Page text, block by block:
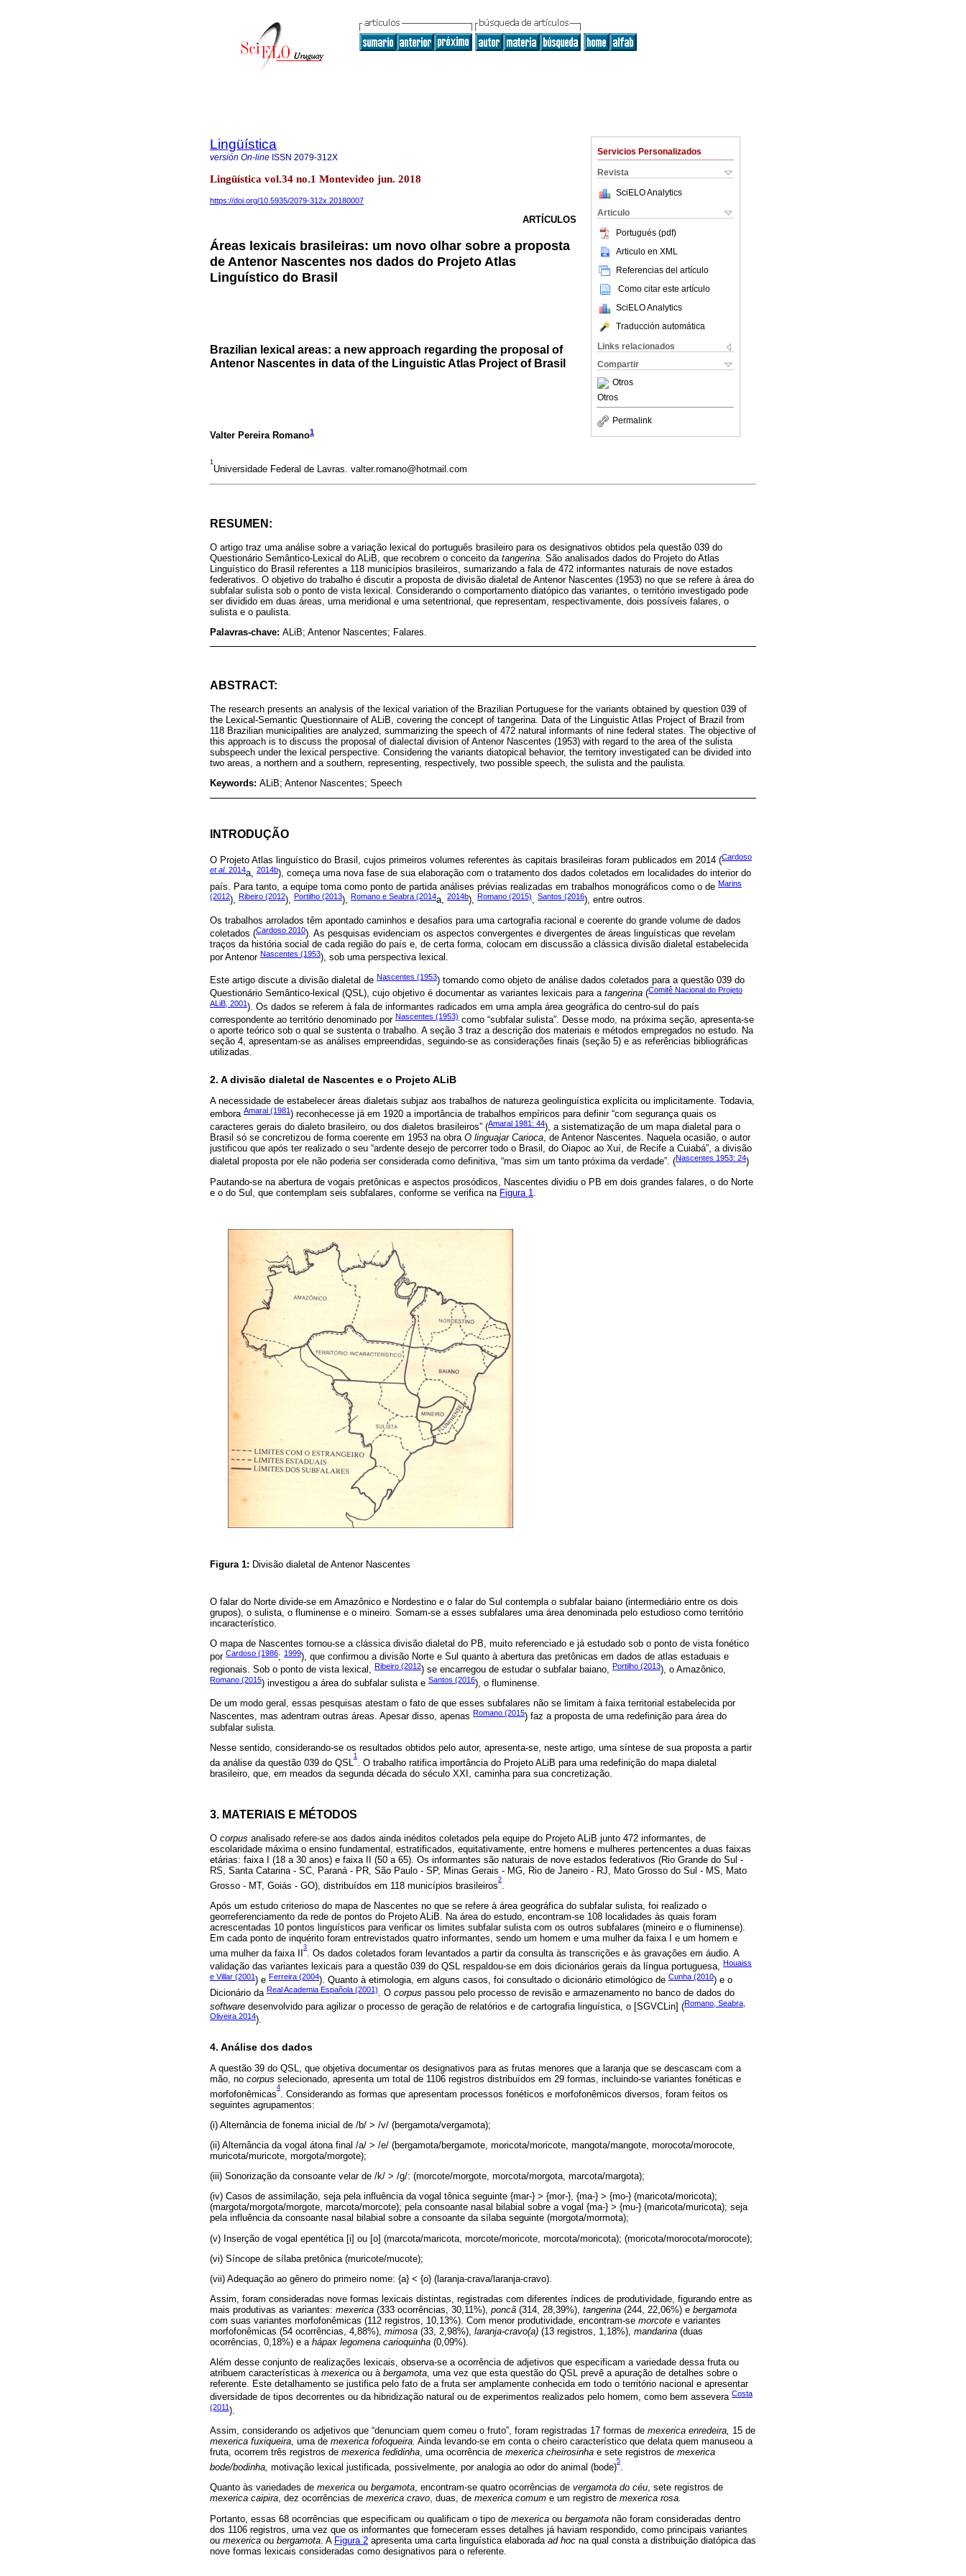
Servicios Personalizados
Revista
SciELO Analytics
Articulo
Portugués (pdf)
Articulo en XML
Referencias del artículo
Como citar este artículo
SciELO Analytics
Traducción automática
Links relacionados
Compartir
Otros
Otros
Permalink
Lingüística
versión On-line ISSN 2079-312X
Lingüística vol.34 no.1 Montevideo jun. 2018
https://doi.org/10.5935/2079-312x.20180007
ARTÍCULOS
Áreas lexicais brasileiras: um novo olhar sobre a proposta
de Antenor Nascentes nos dados do Projeto Atlas
Linguístico do Brasil
Brazilian lexical areas: a new approach regarding the proposal of
Antenor Nascentes in data of the Linguistic Atlas Project of Brasil
Valter Pereira Romano1
1
Universidade Federal de Lavras. valter.romano@hotmail.com
RESUMEN:
O artigo traz uma análise sobre a variação lexical do português brasileiro para os designativos obtidos pela questão 039 do
Questionário Semântico-Lexical do ALiB, que recobrem o conceito da tangerina . São analisados dados do Projeto do Atlas
Linguístico do Brasil referentes a 118 municípios brasileiros, sumarizando a fala de 472 informantes naturais de nove estados
federativos. O objetivo do trabalho é discutir a proposta de divisão dialetal de Antenor Nascentes (1953) no que se refere à área do
subfalar sulista sob o ponto de vista lexical. Considerando o comportamento diatópico das variantes, o território investigado pode
ser dividido em duas áreas, uma meridional e uma setentrional, que representam, respectivamente, dois possíveis falares, o
sulista e o paulista.
Palavras-chave: ALiB; Antenor Nascentes; Falares.
ABSTRACT:
The research presents an analysis of the lexical variation of the Brazilian Portuguese for the variants obtained by question 039 of
the Lexical-Semantic Questionnaire of ALiB, covering the concept of tangerina. Data of the Linguistic Atlas Project of Brazil from
118 Brazilian municipalities are analyzed, summarizing the speech of 472 natural informants of nine federal states. The objective of
this approach is to discuss the proposal of dialectal division of Antenor Nascentes (1953) with regard to the area of the sulista
subspeech under the lexical perspective. Considering the variants diatopical behavior, the territory investigated can be divided into
two areas, a northern and a southern, representing, respectively, two possible speech, the sulista and the paulista.
Keywords: ALiB; Antenor Nascentes; Speech
INTRODUÇÃO
O Projeto Atlas linguístico do Brasil, cujos primeiros volumes referentes às capitais brasileiras foram publicados em 2014 (Cardoso
et al. 2014a, 2014b), começa uma nova fase de sua elaboração com o tratamento dos dados coletados em localidades do interior do
país. Para tanto, a equipe toma como ponto de partida análises prévias realizadas em trabalhos monográficos como o de Marins
(2012), Ribeiro (2012), Portilho (2013), Romano e Seabra (2014a, 2014b), Romano (2015), Santos (2016), entre outros.
Os trabalhos arrolados têm apontado caminhos e desafios para uma cartografia racional e coerente do grande volume de dados
coletados (Cardoso 2010). As pesquisas evidenciam os aspectos convergentes e divergentes de áreas linguísticas que revelam
traços da história social de cada região do país e, de certa forma, colocam em discussão a clássica divisão dialetal estabelecida
por Antenor Nascentes (1953), sob uma perspectiva lexical.
Este artigo discute a divisão dialetal de Nascentes (1953) tomando como objeto de análise dados coletados para a questão 039 do
Questionário Semântico-lexical (QSL), cujo objetivo é documentar as variantes lexicais para a tangerina (Comitê Nacional do Projeto
ALiB, 2001). Os dados se referem à fala de informantes radicados em uma ampla área geográfica do centro-sul do país
correspondente ao território denominado por Nascentes (1953) como “subfalar sulista”. Desse modo, na próxima seção, apresenta-se
o aporte teórico sob o qual se sustenta o trabalho. A seção 3 traz a descrição dos materiais e métodos empregados no estudo. Na
seção 4, apresentam-se as análises empreendidas, seguindo-se as considerações finais (seção 5) e as referências bibliográficas
utilizadas.
2. A divisão dialetal de Nascentes e o Projeto ALiB
A necessidade de estabelecer áreas dialetais subjaz aos trabalhos de natureza geolinguística explícita ou implicitamente. Todavia,
embora Amaral (1981) reconhecesse já em 1920 a importância de trabalhos empíricos para definir “com segurança quais os
caracteres gerais do dialeto brasileiro, ou dos dialetos brasileiros” (Amaral 1981: 44), a sistematização de um mapa dialetal para o
Brasil só se concretizou de forma coerente em 1953 na obra O linguajar Carioca, de Antenor Nascentes. Naquela ocasião, o autor
justificou que após ter realizado o seu “ardente desejo de percorrer todo o Brasil, do Oiapoc ao Xuí, de Recife a Cuiabá”, a divisão
dialetal proposta por ele não poderia ser considerada como definitiva, “mas sim um tanto próxima da verdade”. (Nascentes 1953: 24)
Pautando-se na abertura de vogais pretônicas e aspectos prosódicos, Nascentes dividiu o PB em dois grandes falares, o do Norte
e o do Sul, que contemplam seis subfalares, conforme se verifica na Figura 1
Figura 1: Divisão dialetal de Antenor Nascentes
O falar do Norte divide-se em Amazônico e Nordestino e o falar do Sul contempla o subfalar baiano (intermediário entre os dois
grupos), o sulista, o fluminense e o mineiro. Somam-se a esses subfalares uma área denominada pelo estudioso como território
incaracterístico.
O mapa de Nascentes tornou-se a clássica divisão dialetal do PB, muito referenciado e já estudado sob o ponto de vista fonético
por Cardoso (1986; 1999), que confirmou a divisão Norte e Sul quanto à abertura das pretônicas em dados de atlas estaduais e
regionais. Sob o ponto de vista lexical, Ribeiro (2012) se encarregou de estudar o subfalar baiano, Portilho (2013), o Amazônico,
Romano (2015) investigou a área do subfalar sulista e Santos (2016), o fluminense.
De um modo geral, essas pesquisas atestam o fato de que esses subfalares não se limitam à faixa territorial estabelecida por
Nascentes, mas adentram outras áreas. Apesar disso, apenas Romano (2015) faz a proposta de uma redefinição para área do
subfalar sulista.
Nesse sentido, considerando-se os resultados obtidos pelo autor, apresenta-se, neste artigo, uma síntese de sua proposta a partir
da análise da questão 039 do QSL
1
. O trabalho ratifica importância do Projeto ALiB para uma redefinição do mapa dialetal
brasileiro, que, em meados da segunda década do século XXI, caminha para sua concretização.
3. MATERIAIS E MÉTODOS
O corpus analisado refere-se aos dados ainda inéditos coletados pela equipe do Projeto ALiB junto 472 informantes, de
escolaridade máxima o ensino fundamental, estratificados, equitativamente, entre homens e mulheres pertencentes a duas faixas
etárias: faixa I (18 a 30 anos) e faixa II (50 a 65). Os informantes são naturais de nove estados federativos (Rio Grande do Sul -
RS, Santa Catarina - SC, Paraná - PR, São Paulo - SP, Minas Gerais - MG, Rio de Janeiro - RJ, Mato Grosso do Sul - MS, Mato
Grosso - MT, Goiás - GO), distribuídos em 118 municípios brasileiros
2
.
Após um estudo criterioso do mapa de Nascentes no que se refere à área geográfica do subfalar sulista, foi realizado o
georreferenciamento da rede de pontos do Projeto ALiB. Na área do estudo, encontram-se 108 localidades às quais foram
acrescentadas 10 pontos linguísticos para verificar os limites subfalar sulista com os outros subfalares (mineiro e o fluminense).
Em cada ponto de inquérito foram entrevistados quatro informantes, sendo um homem e uma mulher da faixa I e um homem e
uma mulher da faixa II
3
. Os dados coletados foram levantados a partir da consulta às transcrições e às gravações em áudio. A
validação das variantes lexicais para a questão 039 do QSL respaldou-se em dois dicionários gerais da língua portuguesa, Houaiss
e Villar (2001) e Ferreira (2004). Quanto à etimologia, em alguns casos, foi consultado o dicionário etimológico de Cunha (2010) e o
Dicionário da Real Academia Española (2001). O corpus passou pelo processo de revisão e armazenamento no banco de dados do
software desenvolvido para agilizar o processo de geração de relatórios e de cartografia linguística, o [SGVCLin] (Romano, Seabra,
Oliveira 2014).
4. Análise dos dados
A questão 39 do QSL, que objetiva documentar os designativos para as frutas menores que a laranja que se descascam com a
mão, no corpus selecionado, apresenta um total de 1106 registros distribuídos em 29 formas, incluindo-se variantes fonéticas e
morfofonêmicas
4
. Considerando as formas que apresentam processos fonéticos e morfofonêmicos diversos, foram feitos os
seguintes agrupamentos:
(i) Alternância de fonema inicial de /b/ > /v/ (bergamota/vergamota);
(ii) Alternância da vogal átona final /a/ > /e/ (bergamota/bergamote, moricota/moricote, mangota/mangote, morocota/morocote,
muricota/muricote, morgota/morgote);
(iii) Sonorização da consoante velar de /k/ > /g/: (morcote/morgote, morcota/morgota, marcota/margota);
(iv) Casos de assimilação, seja pela influência da vogal tônica seguinte {mar-} > {mor-}, {ma-} > {mo-} (maricota/moricota);
(margota/morgota/morgote, marcota/morcote); pela consoante nasal bilabial sobre a vogal {ma-} > {mu-} (maricota/muricota); seja
pela influência da consoante nasal bilabial sobre a consoante da sílaba seguinte (morgota/mormota);
(v) Inserção de vogal epentética [i] ou [o] (marcota/maricota, morcote/moricote, morcota/moricota); (moricota/morocota/morocote);
(vi) Síncope de sílaba pretônica (muricote/mucote);
(vii) Adequação ao gênero do primeiro nome: {a} < {o} (laranja-crava/laranja-cravo).
Assim, foram consideradas nove formas lexicais distintas, registradas com diferentes índices de produtividade, figurando entre as
mais produtivas as variantes: mexerica (333 ocorrências, 30,11%), poncã (314, 28,39%), tangerina (244, 22,06%) e bergamota
com suas variantes morfofonêmicas (112 registros, 10,13%). Com menor produtividade, encontram-se morcote e variantes
morfofonêmicas (54 ocorrências, 4,88%), mimosa (33, 2,98%), laranja-cravo(a) (13 registros, 1,18%), mandarina (duas
ocorrências, 0,18%) e a hápax legomena carioquinha (0,09%).
Além desse conjunto de realizações lexicais, observa-se a ocorrência de adjetivos que especificam a variedade dessa fruta ou
atribuem características à mexerica ou à bergamota, uma vez que esta questão do QSL prevê a apuração de detalhes sobre o
referente. Este detalhamento se justifica pelo fato de a fruta ser amplamente conhecida em todo o território nacional e apresentar
diversidade de tipos decorrentes ou da hibridização natural ou de experimentos realizados pelo homem, como bem assevera Costa
(2011).
Assim, considerando os adjetivos que “denunciam quem comeu o fruto”, foram registradas 17 formas de mexerica enredeira, 15 de
mexerica fuxiqueira, uma de mexerica fofoqueira. Ainda levando-se em conta o cheiro característico que delata quem manuseou a
fruta, ocorrem três registros de mexerica fedidinha, uma ocorrência de mexerica cheirosinha e sete registros de mexerica
bode/bodinha, motivação lexical justificada, possivelmente, por analogia ao odor do animal (bode)
5
.
Quanto às variedades de mexerica ou bergamota, encontram-se quatro ocorrências de vergamota do céu, sete registros de
mexerica caipira, dez ocorrências de mexerica cravo, duas, de mexerica comum e um registro de mexerica rosa.
Portanto, essas 68 ocorrências que especificam ou qualificam o tipo de mexerica ou bergamota não foram consideradas dentro
dos 1106 registros, uma vez que os informantes que forneceram esses detalhes já haviam respondido, como principais variantes
ou mexerica ou bergamota . A Figura 2 apresenta uma carta linguística elaborada ad hoc na qual consta a distribuição diatópica das
nove formas lexicais consideradas como designativos para o referente.